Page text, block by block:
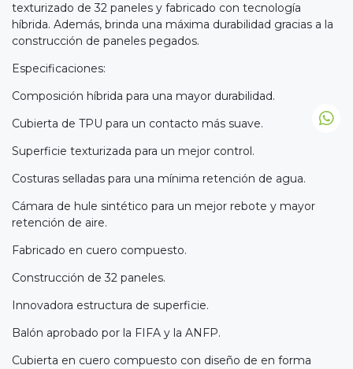
texturizado de 32 paneles y fabricado con tecnología
híbrida. Además, brinda una máxima durabilidad gracias a la
construcción de paneles pegados.
Especificaciones:
Composición híbrida para una mayor durabilidad.
Cubierta de TPU para un contacto más suave.
Superficie texturizada para un mejor control.
Costuras selladas para una mínima retención de agua.
Cámara de hule sintético para un mejor rebote y mayor
retención de aire.
Fabricado en cuero compuesto.
Construcción de 32 paneles.
Innovadora estructura de superficie.
Balón aprobado por la FIFA y la ANFP.
Cubierta en cuero compuesto con diseño de en forma